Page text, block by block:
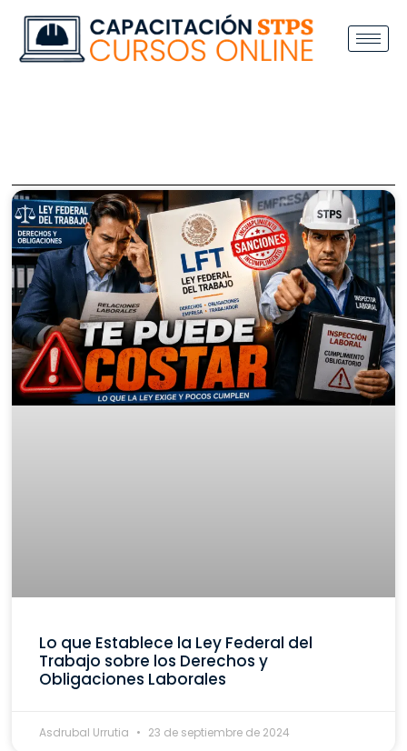
Lo que Establece la Ley Federal del
Trabajo sobre los Derechos y
Obligaciones Laborales
Asdrubal Urrutia 23 de septiembre de 2024